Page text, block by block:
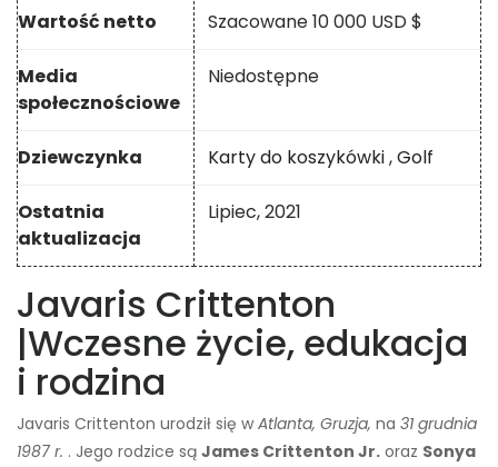
Wartość netto Szacowane 10 000 USD $
Media
społecznościowe
Niedostępne
Dziewczynka Karty do koszykówki,Golf
Ostatnia
aktualizacja
Lipiec, 2021
Javaris Crittenton
|Wczesne życie, edukacja
i rodzina
Javaris Crittenton urodził się w Atlanta, Gruzja, na 31 grudnia
1987 r. . Jego rodzice są James Crittenton Jr. oraz Sonya